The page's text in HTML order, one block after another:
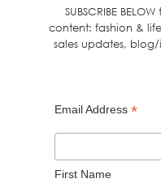
SUBSCRIBE
content: fashion &
sales updates,
Email Address *
First Name